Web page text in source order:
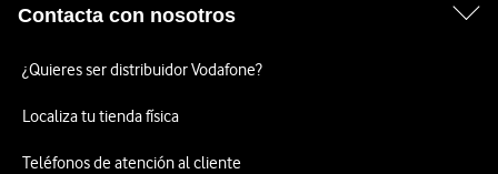
Contacta con nosotros
¿Quieres ser distribuidor Vodafone?
Localiza tu tienda física
Teléfonos de atención al cliente